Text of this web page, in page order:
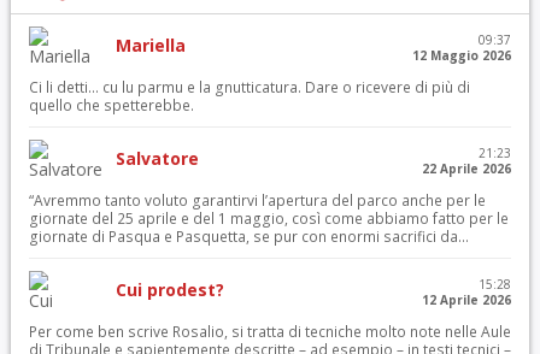
Mariella
09:37
12 Maggio 2026
Ci li detti… cu lu parmu e la gnutticatura. Dare o ricevere di più di
quello che spetterebbe.
Salvatore
21:23
22 Aprile 2026
“Avremmo tanto voluto garantirvi l’apertura del parco anche per le
giornate del 25 aprile e del 1 maggio, così come abbiamo fatto per le
giornate di Pasqua e Pasquetta, se pur con enormi sacrifici da...
Cui prodest?
15:28
12 Aprile 2026
Per come ben scrive Rosalio, si tratta di tecniche molto note nelle Aule
di Tribunale e sapientemente descritte – ad esempio – in testi tecnici –